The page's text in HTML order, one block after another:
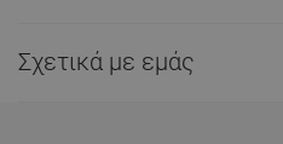
Σχετικά με εμάς